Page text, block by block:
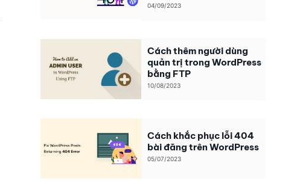
04/09/2023
Cách thêm người dùng
quản trị trong WordPress
bằng FTP
10/08/2023
Cách khắc phục lỗi 404
bài đăng trên WordPress
05/07/2023